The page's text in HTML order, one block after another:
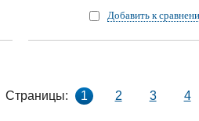
Добавить к
Страницы: 1 2 3 4